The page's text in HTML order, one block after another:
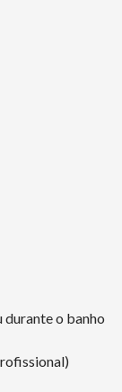
durante o banho